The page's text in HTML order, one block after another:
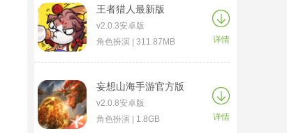
王者猎人最新版
v2.0.3安卓版
角色扮演 | 311.87MB
详情
妄想山海手游官方版
v2.0.8安卓版
角色扮演 | 1.8GB
详情